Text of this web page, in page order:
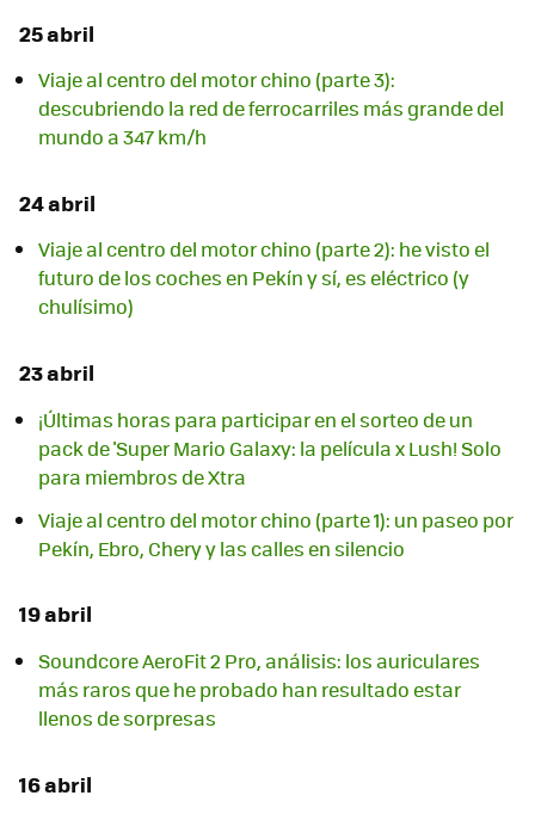
25 abril
Viaje al centro del motor chino (parte 3):
descubriendo la red de ferrocarriles más grande del
mundo a 347 km/h
24 abril
Viaje al centro del motor chino (parte 2): he visto el
futuro de los coches en Pekín y sí, es eléctrico (y
chulísimo)
23 abril
¡Últimas horas para participar en el sorteo de un
pack de 'Super Mario Galaxy: la película x Lush! Solo
para miembros de Xtra
Viaje al centro del motor chino (parte 1): un paseo por
Pekín, Ebro, Chery y las calles en silencio
19 abril
Soundcore AeroFit 2 Pro, análisis: los auriculares
más raros que he probado han resultado estar
llenos de sorpresas
16 abril